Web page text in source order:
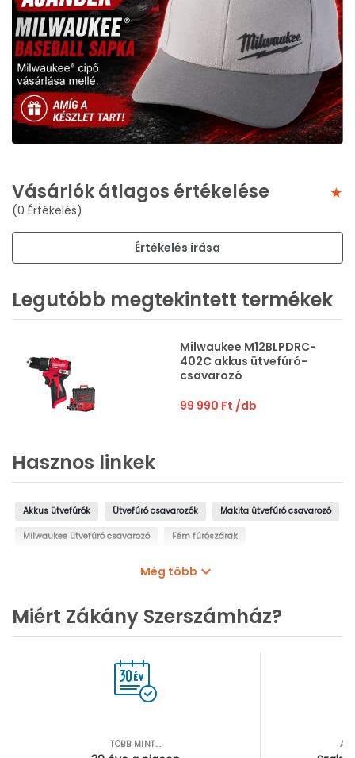
Vásárlók átlagos értékelése
(0 Értékelés)
Értékelés írása
Legutóbb megtekintett termékek
Milwaukee M12BLPDRC-
402C akkus ütvefúró-
csavarozó
99 990 Ft /db
Hasznos linkek
Akkus ütvefúrók Ütvefúró csavarozók Makita ütvefúró csavarozó
Milwaukee ütvefúró csavarozó Fém fúrószárak
Makita ütvefúrók
Még több
Miért Zákány Szerszámház?
TÖBB MINT...